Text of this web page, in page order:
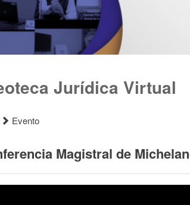
Jurídica Virtual
Evento
Magistral de